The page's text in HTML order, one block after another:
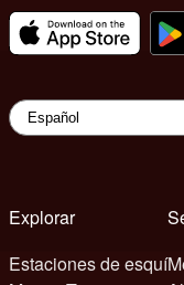
Explorar
Estaciones de esquí